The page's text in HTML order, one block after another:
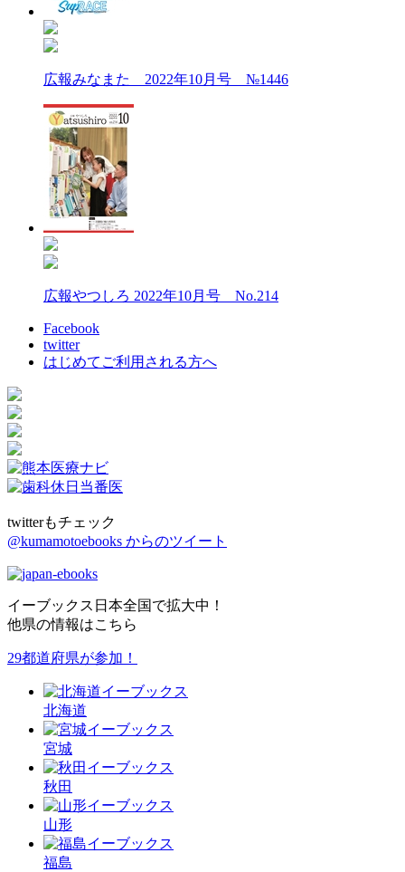
広報みなまた 2022年10月号 №1446
広報やつしろ 2022年10月号 No.214
Facebook
twitter
はじめてご利用される方へ
twitterもチェック
@kumamotoebooks からのツイート
イーブックス日本全国で拡大中！
他県の情報はこちら
29都道府県が参加！
北海道
宮城
秋田
山形
福島